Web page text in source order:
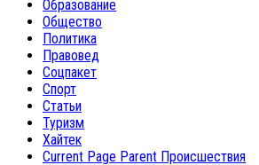
Образование
Общество
Политика
Правовед
Соцпакет
Спорт
Статьи
Туризм
Хайтек
Current Page Parent Происшествия